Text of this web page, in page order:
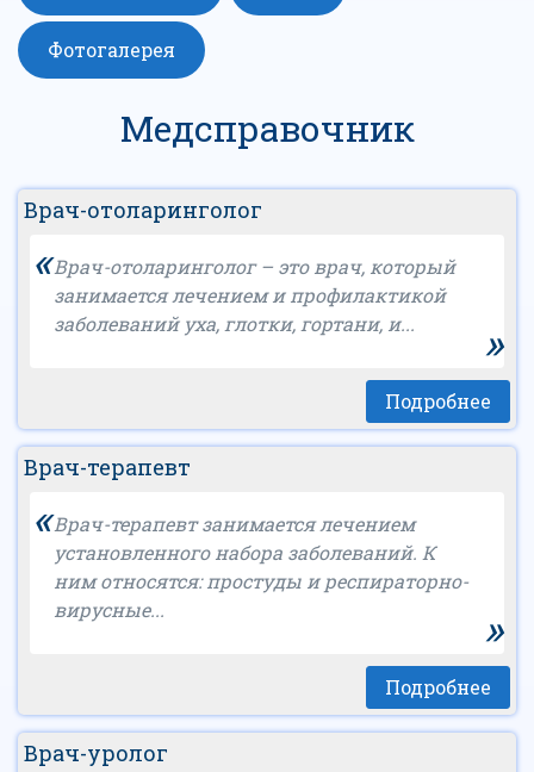
Фотогалерея
Медсправочник
Врач-отоларинголог
«Врач-отоларинголог – это врач, который
занимается лечением и профилактикой
заболеваний уха, глотки, гортани, и...
»
Подробнее
Врач-терапевт
«Врач-терапевт занимается лечением
установленного набора заболеваний. К
ним относятся: простуды и респираторно-
вирусные...
»
Подробнее
Врач-уролог